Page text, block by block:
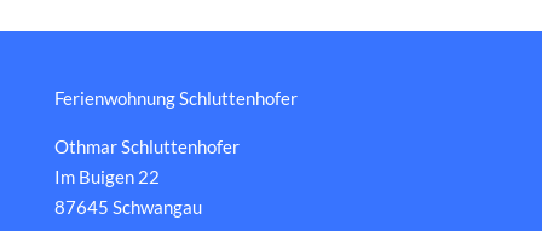
Ferienwohnung Schluttenhofer
Othmar Schluttenhofer
Im Buigen 22
87645 Schwangau